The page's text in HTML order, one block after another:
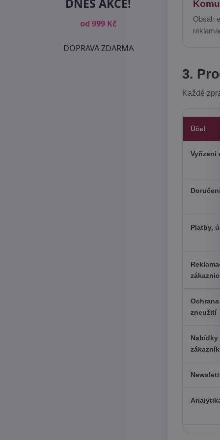
Obsah
3.
Každé
Účel
Vyřízení
Platby,
Ochrana
zneužití
Nabídky
DNES AKCE!
od 999 Kč
DOPRAVA ZDARMA